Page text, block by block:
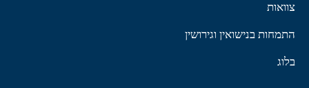
צוואות
התמחות בנישואין וגירושין
בלוג